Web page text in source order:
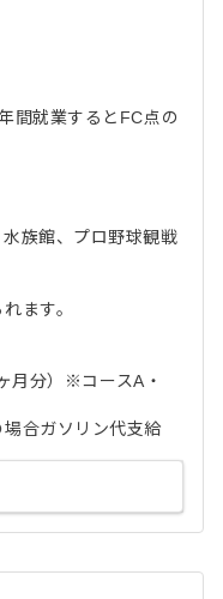
間就業するとFC点の
族館、プロ野球観戦
ます。
月分）※コースA・
合ガソリン代支給